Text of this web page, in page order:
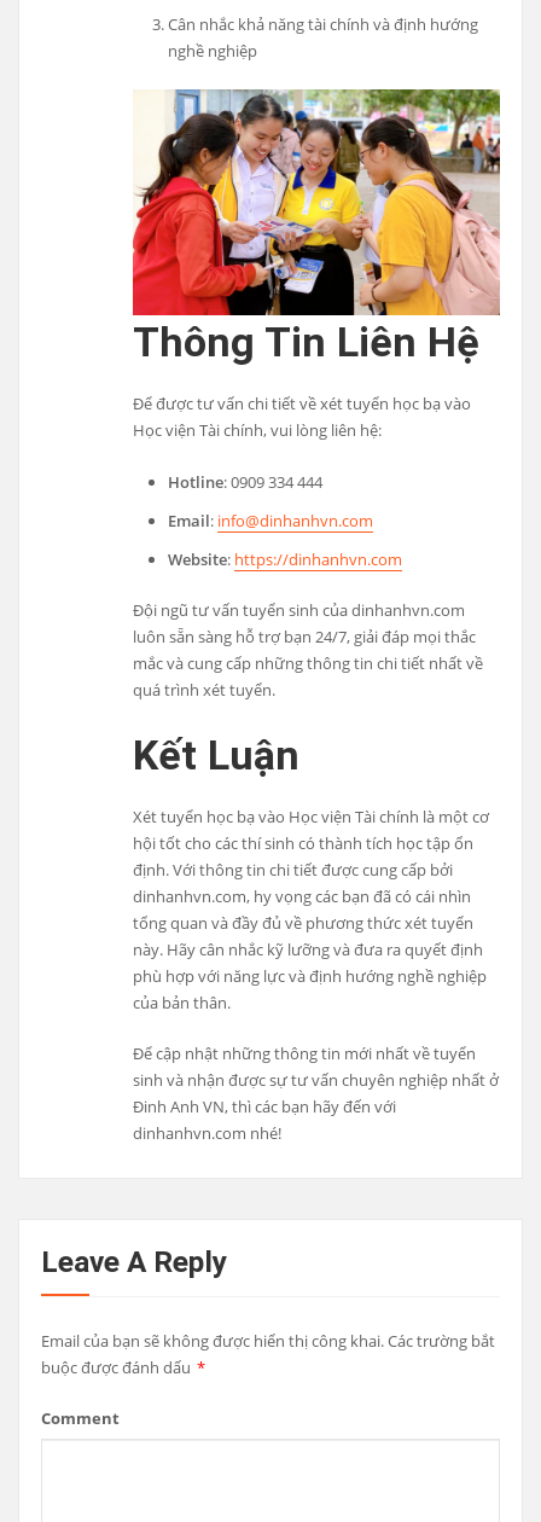
Cân nhắc khả năng tài chính và định hướng
nghề nghiệp
Thông Tin Liên Hệ
Để được tư vấn chi tiết về xét tuyển học bạ vào
Học viện Tài chính, vui lòng liên hệ:
Hotline: 0909 334 444
Email: info@dinhanhvn.com
Website: https://dinhanhvn.com
Đội ngũ tư vấn tuyển sinh của dinhanhvn.com
luôn sẵn sàng hỗ trợ bạn 24/7, giải đáp mọi thắc
mắc và cung cấp những thông tin chi tiết nhất về
quá trình xét tuyển.
Kết Luận
Xét tuyển học bạ vào Học viện Tài chính là một cơ
hội tốt cho các thí sinh có thành tích học tập ổn
định. Với thông tin chi tiết được cung cấp bởi
dinhanhvn.com, hy vọng các bạn đã có cái nhìn
tổng quan và đầy đủ về phương thức xét tuyển
này. Hãy cân nhắc kỹ lưỡng và đưa ra quyết định
phù hợp với năng lực và định hướng nghề nghiệp
của bản thân.
Để cập nhật những thông tin mới nhất về tuyển
sinh và nhận được sự tư vấn chuyên nghiệp nhất ở
Đinh Anh VN, thì các bạn hãy đến với
dinhanhvn.com nhé!
Leave A Reply
Email của bạn sẽ không được hiển thị công khai.Các trường bắt
buộc được đánh dấu *
Comment